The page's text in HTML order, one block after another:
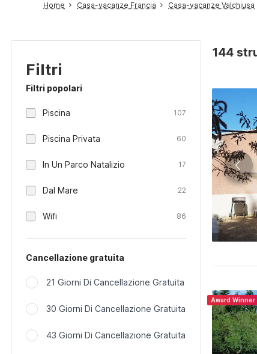
Home Casa-vacanze Francia Casa-vacanze Valchiusa
Filtri
Filtri popolari
Piscina 107
Piscina Privata 60
In Un Parco Natalizio 17
Dal Mare 22
Wifi 86
Cancellazione gratuita
21 Giorni Di Cancellazione Gratuita
30 Giorni Di Cancellazione Gratuita
43 Giorni Di Cancellazione Gratuita
144
Award Winner